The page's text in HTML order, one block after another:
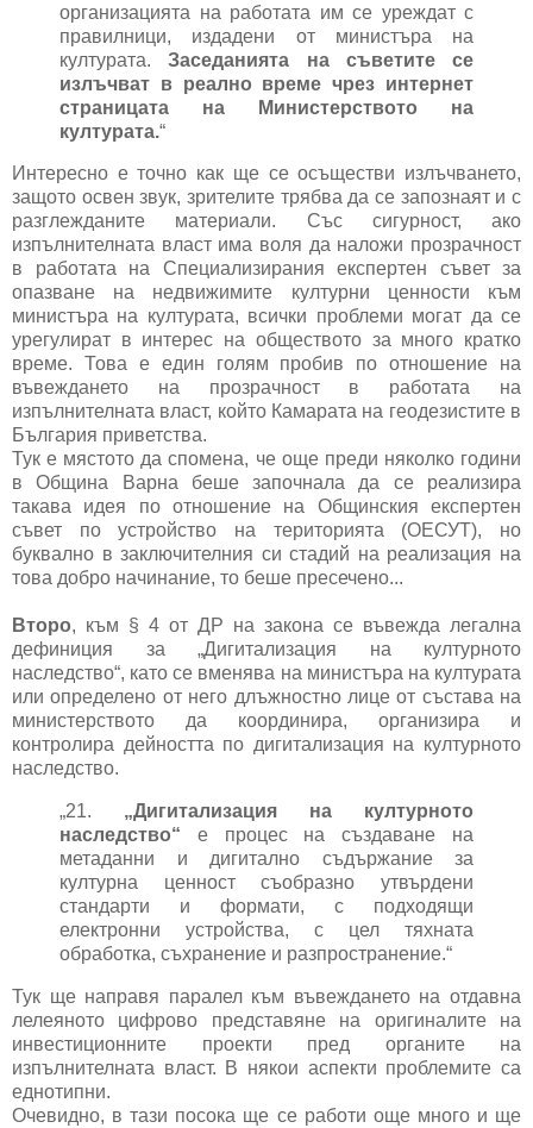
организацията на работата им се уреждат с
правилници, издадени от министъра на
културата.Заседанията на съветите се
излъчват в реално време чрез интернет
страницата на Министерството на
културата.“
Интересно е точно как ще се осъществи излъчването,
защото освен звук, зрителите трябва да се запознаят и с
разглежданите материали. Със сигурност, ако
изпълнителната власт има воля да наложи прозрачност
в работата на Специализирания експертен съвет за
опазване на недвижимите културни ценности към
министъра на културата, всички проблеми могат да се
урегулират в интерес на обществото за много кратко
време. Това е един голям пробив по отношение на
въвеждането на прозрачност в работата на
изпълнителната власт, който Камарата на геодезистите в
България приветства.
Тук е мястото да спомена, че още преди няколко години
в Община Варна беше започнала да се реализира
такава идея по отношение на Общинския експертен
съвет по устройство на територията (ОЕСУТ), но
буквално в заключителния си стадий на реализация на
това добро начинание, то беше пресечено...
Второ, към § 4 от ДР на закона се въвежда легална
дефиниция за „Дигитализация на културното
наследство“, като се вменява на министъра на културата
или определено от него длъжностно лице от състава на
министерството да координира, организира и
контролира дейността по дигитализация на културното
наследство.
„21. „Дигитализация на културното
наследство“ е процес на създаване на
метаданни и дигитално съдържание за
културна ценност съобразно утвърдени
стандарти и формати, с подходящи
електронни устройства, с цел тяхната
обработка, съхранение и разпространение.“
Тук ще направя паралел към въвеждането на отдавна
лелеяното цифрово представяне на оригиналите на
инвестиционните проекти пред органите на
изпълнителната власт. В някои аспекти проблемите са
еднотипни.
Очевидно, в тази посока ще се работи още много и ще